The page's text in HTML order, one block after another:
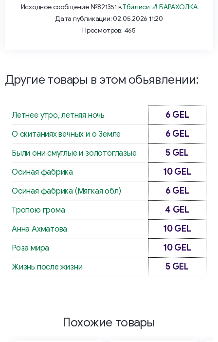
Исходное сообщение №821351 вТбилиси 🧦 БАРАХОЛКА
Дата публикации: 02.05.2026 11:20
Просмотров: 465
Другие товары в этом обьявлении:
Летнее утро, летняя ночь 6 GEL
О скитаниях вечных и о Земле 6 GEL
Были они смуглые и золотоглазые 5 GEL
Осиная фабрика 10 GEL
Осиная фабрика (Мягкая обл) 6 GEL
Тропою грома 4 GEL
Анна Ахматова 10 GEL
Роза мира 10 GEL
Жизнь после жизни 5 GEL
Похожие товары